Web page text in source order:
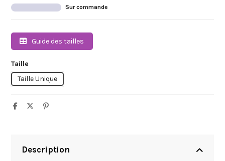
Sur commande
Guide des tailles
Taille
Taille Unique
Description